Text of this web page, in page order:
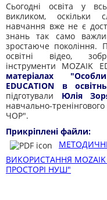
Сьогодні освіта у
викликом, оскільки
навчання вже не є
знань так само
зростаюче покоління.
освітні відео,
інструменти MOZAIK
матеріалах
EDUCATION в
підготували Юлія
навчально-
ЧОР".
Прикріплені файли:
ВИКОРИСТАННЯ
ПРОСТОРІ НУШ"